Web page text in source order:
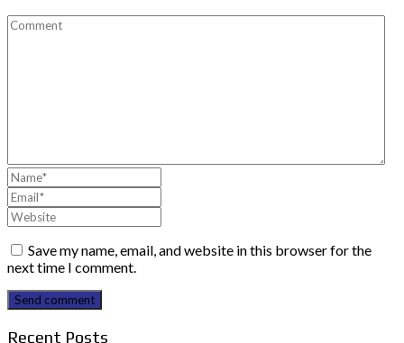
Save my name, email, and website in this browser for the
next time I comment.
Send comment
Recent Posts